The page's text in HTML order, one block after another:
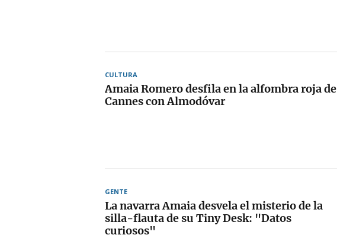
CULTURA
Amaia Romero desfila en la alfombra roja de
Cannes con Almodóvar
GENTE
La navarra Amaia desvela el misterio de la
silla-flauta de su Tiny Desk: "Datos
curiosos"